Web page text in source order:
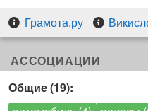
Грамота.ру
АССОЦИАЦИИ
Общие (19):